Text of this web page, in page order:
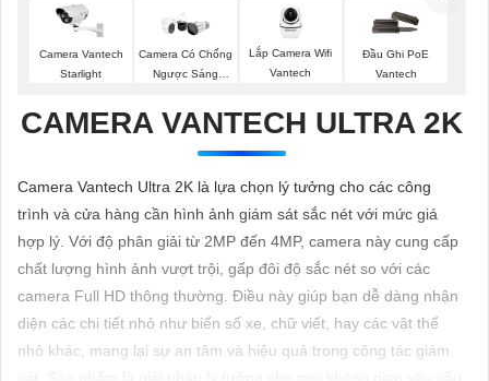
SẢN
TƯ
VẤN
LẮP
ĐẶT
Camera Vantech
Starlight
Camera Có Chống
Ngược Sáng
Lắp Camera Wifi
Vantech
Đầu Ghi PoE
Vantech
CAMERA VANTECH ULTRA 2K
Camera Vantech Ultra 2K là lựa chọn lý tưởng cho các công
trình và cửa hàng cần hình ảnh giám sát sắc nét với mức giá
hợp lý. Với độ phân giải từ 2MP đến 4MP, camera này cung cấp
chất lượng hình ảnh vượt trội, gấp đôi độ sắc nét so với các
camera Full HD thông thường. Điều này giúp bạn dễ dàng nhận
diện các chi tiết nhỏ như biển số xe, chữ viết, hay các vật thể
nhỏ khác, mang lại sự an tâm và hiệu quả trong công tác giám